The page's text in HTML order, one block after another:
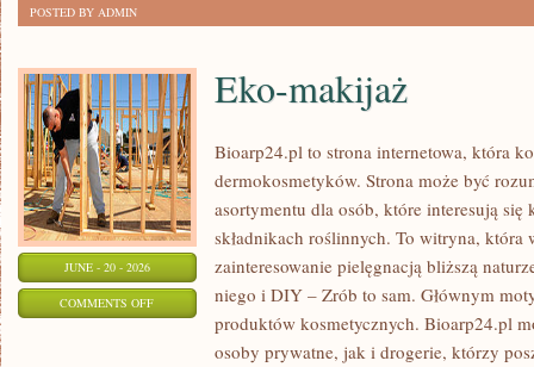
POSTED BY ADMIN
JUNE - 20 - 2026
COMMENTS OFFON
Eko-makijaż
Bioarp24.pl to strona internetowa, która
dermokosmetyków. Strona może być
asortymentu dla osób, które interesują
składnikach roślinnych. To witryna, która
zainteresowanie pielęgnacją bliższą
niego i DIY – Zrób to sam. Głównym
produktów kosmetycznych. Bioarp24.pl
osoby prywatne, jak i drogerie, którzy